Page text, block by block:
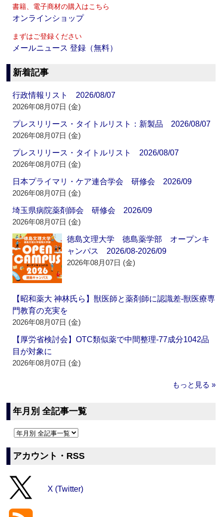
書籍、電子商材の購入はこちら
オンラインショップ
まずはご登録ください
メールニュース 登録（無料）
新着記事
行政情報リスト 2026/08/07
2026年08月07日 (金)
プレスリリース・タイトルリスト：新製品 2026/08/07
2026年08月07日 (金)
プレスリリース・タイトルリスト 2026/08/07
2026年08月07日 (金)
日本プライマリ・ケア連合学会 研修会 2026/09
2026年08月07日 (金)
埼玉県病院薬剤師会 研修会 2026/09
2026年08月07日 (金)
徳島文理大学 徳島薬学部 オープンキ
ャンパス 2026/08-2026/09
2026年08月07日 (金)
【昭和薬大 神林氏ら】獣医師と薬剤師に認識差‐獣医療専
門教育の充実を
2026年08月07日 (金)
【厚労省検討会】OTC類似薬で中間整理‐77成分1042品
目が対象に
2026年08月07日 (金)
もっと見る »
年月別 全記事一覧
アカウント・RSS
X (Twitter)